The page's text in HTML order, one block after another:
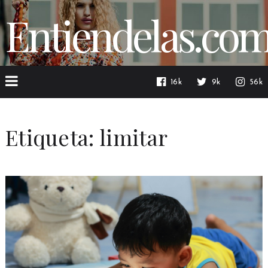
16k 9k 56k
Etiqueta: limitar